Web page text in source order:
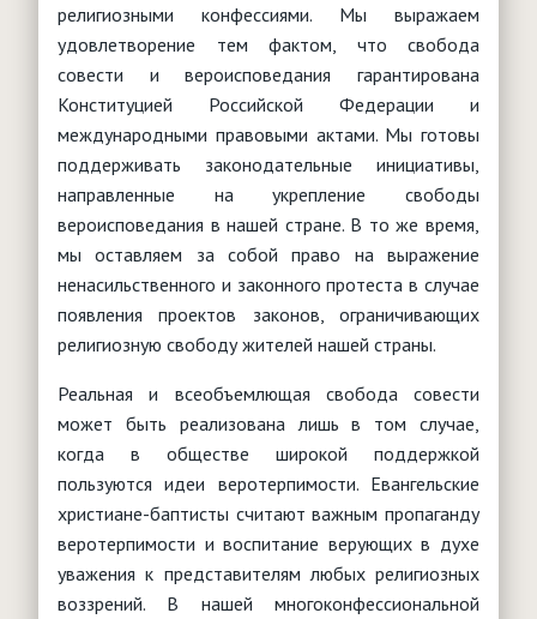
религиозными конфессиями. Мы выражаем
удовлетворение тем фактом, что свобода
совести и вероисповедания гарантирована
Конституцией Российской Федерации и
международными правовыми актами. Мы готовы
поддерживать законодательные инициативы,
направленные на укрепление свободы
вероисповедания в нашей стране. В то же время,
мы оставляем за собой право на выражение
ненасильственного и законного протеста в случае
появления проектов законов, ограничивающих
религиозную свободу жителей нашей страны.
Реальная и всеобъемлющая свобода совести
может быть реализована лишь в том случае,
когда в обществе широкой поддержкой
пользуются идеи веротерпимости. Евангельские
христиане-баптисты считают важным пропаганду
веротерпимости и воспитание верующих в духе
уважения к представителям любых религиозных
воззрений. В нашей многоконфессиональной